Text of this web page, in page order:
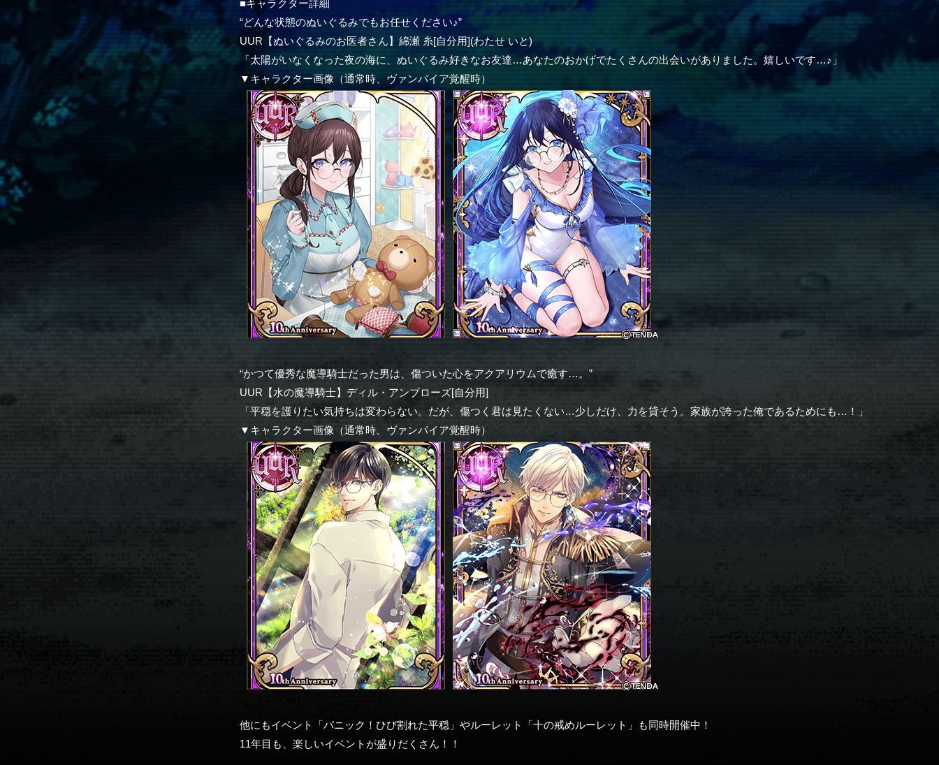
■キャラクター詳細
“どんな状態のぬいぐるみでもお任せください♪”
UUR【ぬいぐるみのお医者さん】綿瀬 糸[自分用](わたせ いと)
「太陽がいなくなった夜の海に、ぬいぐるみ好きなお友達…あなたのおかげでたくさんの出会いがありました。嬉しいです…♪」
▼キャラクター画像（通常時、ヴァンパイア覚醒時）
“かつて優秀な魔導騎士だった男は、傷ついた心をアクアリウムで癒す…。”
UUR【水の魔導騎士】ディル・アンブローズ[自分用]
「平穏を護りたい気持ちは変わらない。だが、傷つく君は見たくない…少しだけ、力を貸そう。家族が誇った俺であるためにも…！」
▼キャラクター画像（通常時、ヴァンパイア覚醒時）
他にもイベント「パニック！ひび割れた平穏」やルーレット「十の戒めルーレット」も同時開催中！
11年目も、楽しいイベントが盛りだくさん！！